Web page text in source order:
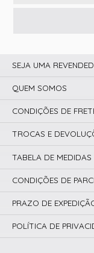
SEJA UMA
QUEM SOMOS
CONDIÇÕES DE
TROCAS E
TABELA DE MEDIDAS
CONDIÇÕES DE
PRAZO DE
POLÍTICA DE